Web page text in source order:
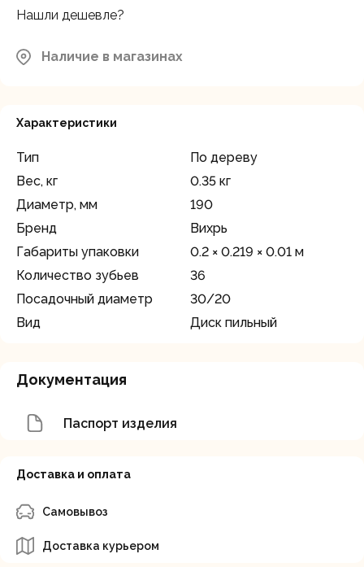
Нашли дешевле?
Наличие в магазинах
Характеристики
Тип
По дереву
Вес, кг
0.35 кг
Диаметр, мм
190
Бренд
Вихрь
Габариты упаковки
0.2 × 0.219 × 0.01 м
Количество зубьев
36
Посадочный диаметр
30/20
Вид
Диск пильный
Документация
Паспорт изделия
Доставка и оплата
Самовывоз
Доставка курьером